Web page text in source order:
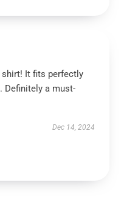
It fits perfectly
Definitely a must-
Dec 14, 2024